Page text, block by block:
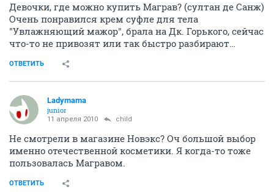
Девочки, где можно купить Маграв? (султан де Санж)
Очень понравился крем суфле для тела
"Увлажняющий мажор", брала на Дк. Горького, сейчас
что-то не привозят или так быстро разбирают…
ОТВЕТИТЬ
Ladymama
junior
11 апреля 2010 child
Не смотрели в магазине Новэкс? Оч большой выбор
именно отечественной косметики. Я когда-то тоже
пользовалась Магравом.
ОТВЕТИТЬ